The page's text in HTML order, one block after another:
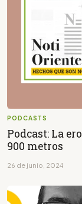
PODCASTS
Podcast: La
900 metros
26 de junio, 2024